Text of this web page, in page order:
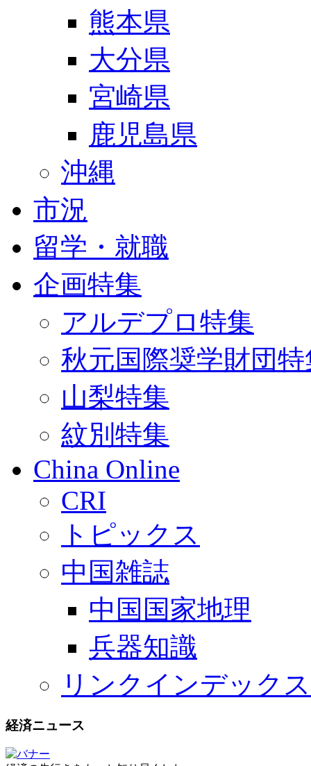
熊本県
大分県
宮崎県
鹿児島県
沖縄
市況
留学・就職
企画特集
アルデプロ特集
秋元国際奨学財団特
山梨特集
紋別特集
China Online
CRI
トピックス
中国雑誌
中国国家地理
兵器知識
リンクインデックス
経済ニュース